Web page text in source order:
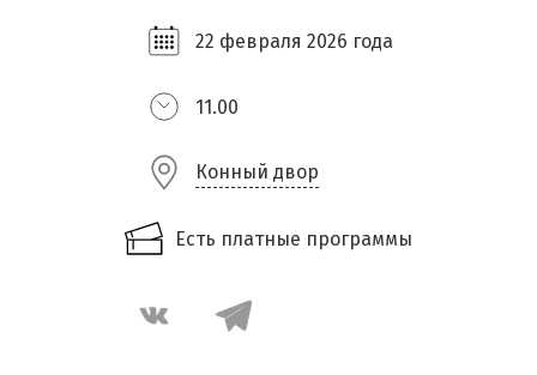
22 февраля 2026 года
11.00
Конный двор
Есть платные программы